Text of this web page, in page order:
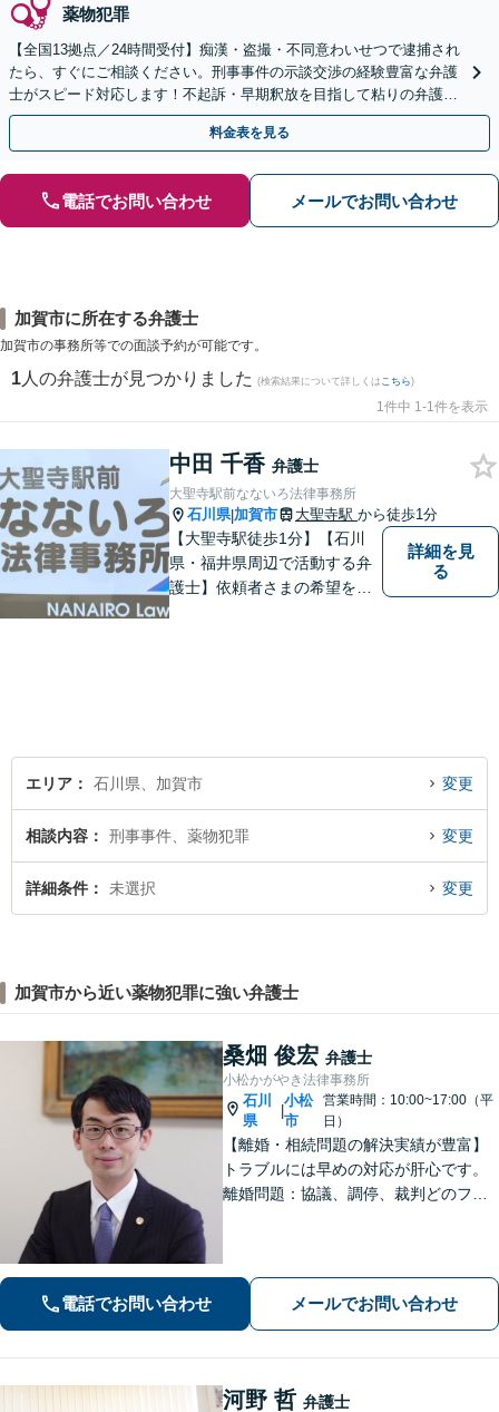
薬物犯罪
【全国13拠点／24時間受付】痴漢・盗撮・不同意わいせつで逮捕され
たら、すぐにご相談ください。刑事事件の示談交渉の経験豊富な弁護
士がスピード対応します！不起訴・早期釈放を目指して粘りの弁護活
動を行います。
料金表を見る
電話でお問い合わせ メールでお問い合わせ
加賀市に所在する弁護士
加賀市の事務所等での面談予約が可能です。
1 人の弁護士が見つかりました (検索結果について詳しくは こちら)
1件中 1-1件を表示
中田 千香 弁護士
大聖寺駅前なないろ法律事務所
石川県|加賀市 大聖寺駅 から徒歩1分
【大聖寺駅徒歩1分】【石川
県・福井県周辺で活動する弁
護士】依頼者さまの希望を尊
詳細を見
る
エリア 石川県、加賀市 変更
相談内容 刑事事件、薬物犯罪 変更
詳細条件 未選択 変更
加賀市から近い薬物犯罪に強い弁護士
桑畑 俊宏 弁護士
小松かがやき法律事務所
石川
県
|
小松
市
営業時間：10:00~17:00（平
日）
【離婚・相続問題の解決実績が豊富】
トラブルには早めの対応が肝心です。
離婚問題：協議、調停、裁判どのフェ
【駐車場あり】【法テラス可】
電話でお問い合わせ メールでお問い合わせ
河野 哲 弁護士